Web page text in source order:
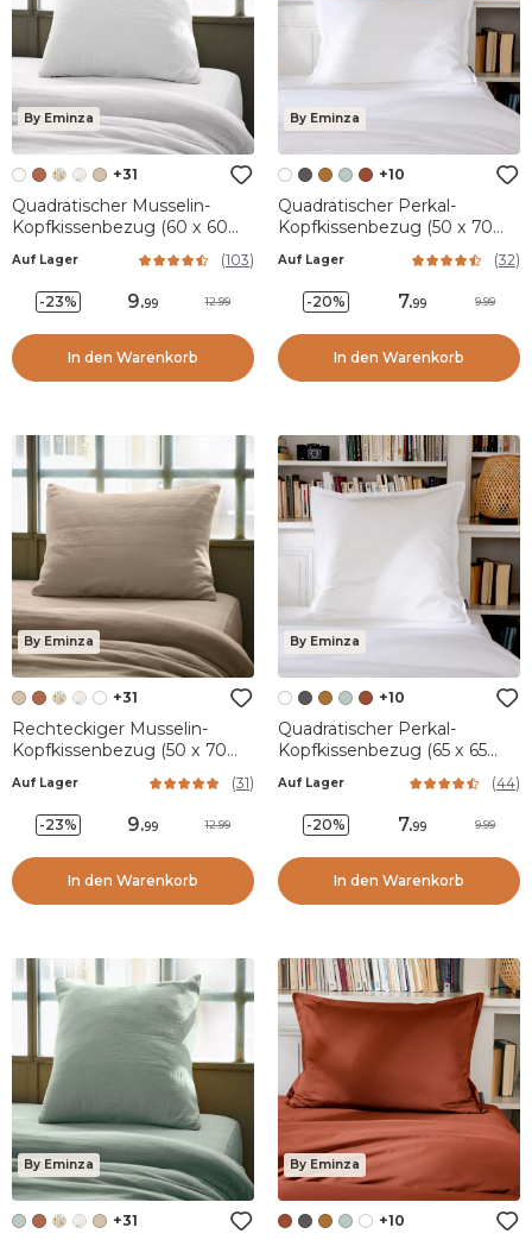
By Eminza
+31
Quadratischer Musselin-
Kopfkissenbezug (60 x 60
Auf Lager (103)
-23% 9.99 12.99
In den Warenkorb
By Eminza
+10
Quadratischer Perkal-
Kopfkissenbezug (50 x 70
Auf Lager (32)
-20% 7.99 9.99
In den Warenkorb
By Eminza
+31
Rechteckiger Musselin-
Kopfkissenbezug (50 x 70
Auf Lager (31)
-23% 9.99 12.99
In den Warenkorb
By Eminza
+10
Quadratischer Perkal-
Kopfkissenbezug (65 x 65
Auf Lager (44)
-20% 7.99 9.99
In den Warenkorb
By Eminza
+31
By Eminza
+10